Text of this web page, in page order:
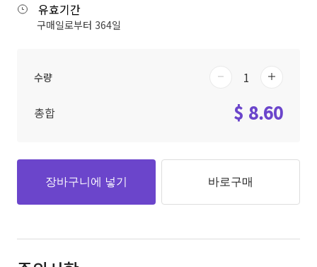
유효기간
구매일로부터 364일
수량
총합 $ 8.60
장바구니에 넣기 바로구매